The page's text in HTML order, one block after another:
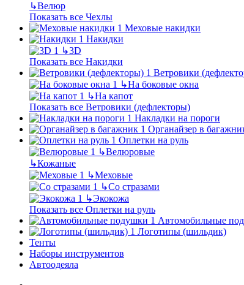
↳Велюр
Показать все Чехлы
Меховые накидки
Накидки
↳3D
Показать все Накидки
Ветровики
↳На боковые окна
↳На капот
Показать все Ветровики (дефлекторы)
Накладки на пороги
Органайзер в
Оплетки на руль
↳Велюровые
↳Кожаные
↳Меховые
↳Со стразами
↳Экокожа
Показать все Оплетки на руль
Автомобильные
Логотипы (шильдик)
Тенты
Наборы инструментов
Автоодеяла